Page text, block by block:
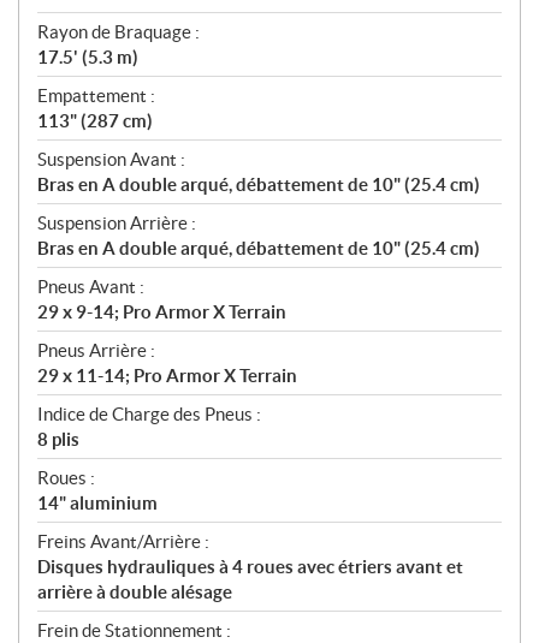
Rayon de Braquage :
17.5' (5.3 m)
Empattement :
113" (287 cm)
Suspension Avant :
Bras en A double arqué, débattement de 10" (25.4 cm)
Suspension Arrière :
Bras en A double arqué, débattement de 10" (25.4 cm)
Pneus Avant :
29 x 9-14; Pro Armor X Terrain
Pneus Arrière :
29 x 11-14; Pro Armor X Terrain
Indice de Charge des Pneus :
8 plis
Roues :
14" aluminium
Freins Avant/Arrière :
Disques hydrauliques à 4 roues avec étriers avant et
arrière à double alésage
Frein de Stationnement :